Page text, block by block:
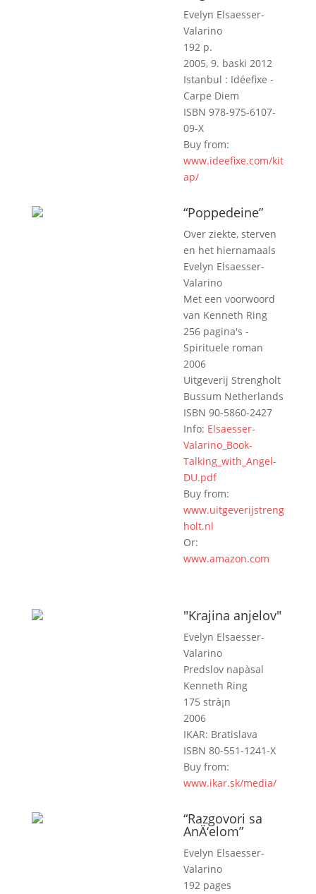
Evelyn Elsaesser-
Valarino
192 p.
2005, 9. baski 2012
Istanbul : Idéefixe -
Carpe Diem
ISBN 978-975-6107-
09-X
Buy from:
www.ideefixe.com/kit
ap/
“Poppedeine”
Over ziekte, sterven
en het hiernamaals
Evelyn Elsaesser-
Valarino
Met een voorwoord
van Kenneth Ring
256 pagina's -
Spirituele roman
2006
Uitgeverij Strengholt
Bussum Netherlands
ISBN 90-5860-2427
Info: Elsaesser-
Valarino_Book-
Talking_with_Angel-
DU.pdf
Buy from:
www.uitgeverijstreng
holt.nl
Or:
www.amazon.com
"Krajina anjelov"
Evelyn Elsaesser-
Valarino
Predslov napà­sal
Kenneth Ring
175 strà¡n
2006
IKAR: Bratislava
ISBN 80-551-1241-X
Buy from:
www.ikar.sk/media/
“Razgovori sa
AnÄ‘elom”
Evelyn Elsaesser-
Valarino
192 pages